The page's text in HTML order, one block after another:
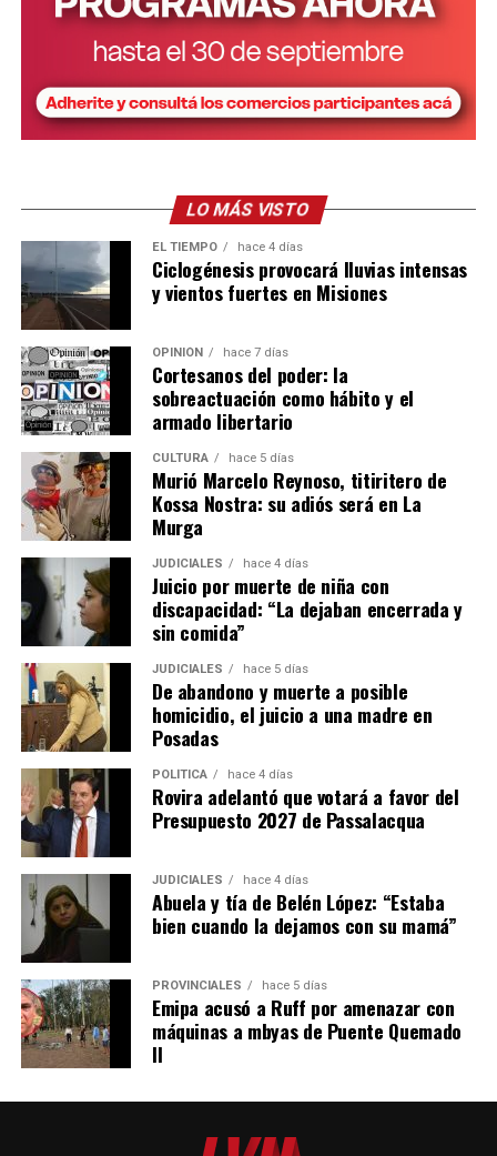
LO MÁS VISTO
EL TIEMPO hace 4 días
Ciclogénesis provocará lluvias intensas
y vientos fuertes en Misiones
OPINIÓN hace 7 días
Cortesanos del poder: la
sobreactuación como hábito y el
armado libertario
CULTURA hace 5 días
Murió Marcelo Reynoso, titiritero de
Kossa Nostra: su adiós será en La
Murga
JUDICIALES hace 4 días
Juicio por muerte de niña con
discapacidad: “La dejaban encerrada y
sin comida”
JUDICIALES hace 5 días
De abandono y muerte a posible
homicidio, el juicio a una madre en
Posadas
POLÍTICA hace 4 días
Rovira adelantó que votará a favor del
Presupuesto 2027 de Passalacqua
JUDICIALES hace 4 días
Abuela y tía de Belén López: “Estaba
bien cuando la dejamos con su mamá”
PROVINCIALES hace 5 días
Emipa acusó a Ruff por amenazar con
máquinas a mbyas de Puente Quemado
II